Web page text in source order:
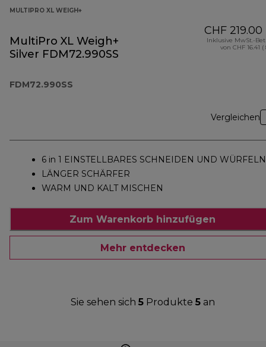
MULTIPRO XL WEIGH+
MultiPro XL Weigh+
Silver FDM72.990SS
FDM72.990SS
CHF 219.00
Inklusive MwSt.-
von CHF 16.41 (
Vergleichen
6 in 1 EINSTELLBARES SCHNEIDEN UND WÜRFELN
LÄNGER SCHÄRFER
WARM UND KALT MISCHEN
Zum Warenkorb hinzufügen
Mehr entdecken
Sie sehen sich 5Produkte 5an